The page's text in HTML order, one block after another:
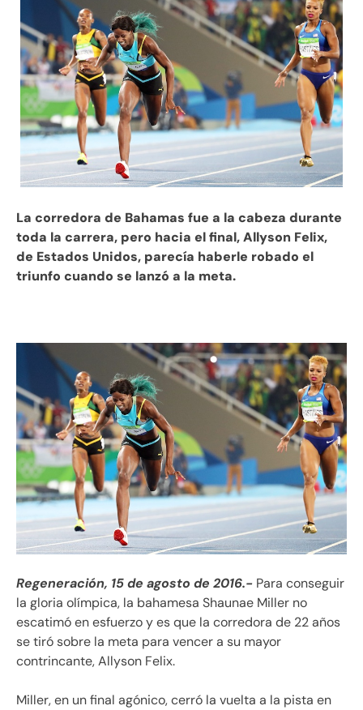
La corredora de Bahamas fue a la cabeza durante
toda la carrera, pero hacia el final, Allyson Felix,
de Estados Unidos, parecía haberle robado el
triunfo cuando se lanzó a la meta.
Regeneración, 15 de agosto de 2016.- Para conseguir
la gloria olímpica, la bahamesa Shaunae Miller no
escatimó en esfuerzo y es que la corredora de 22 años
se tiró sobre la meta para vencer a su mayor
contrincante, Allyson Felix.
Miller, en un final agónico, cerró la vuelta a la pista en